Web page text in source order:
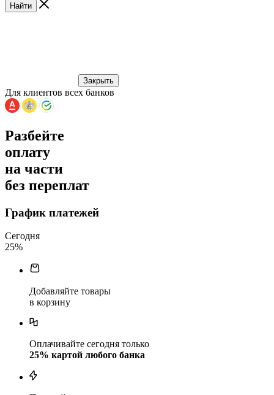
Найти
Закрыть
Для клиентов всех банков
Разбейте
оплату
на части
без переплат
График платежей
Сегодня
25%
Добавляйте товары
в корзину
Оплачивайте сегодня только
25% картой любого банка